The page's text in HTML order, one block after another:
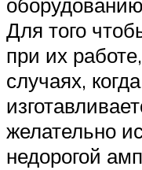
Для того
при их
случаях,
желательно
недорогой